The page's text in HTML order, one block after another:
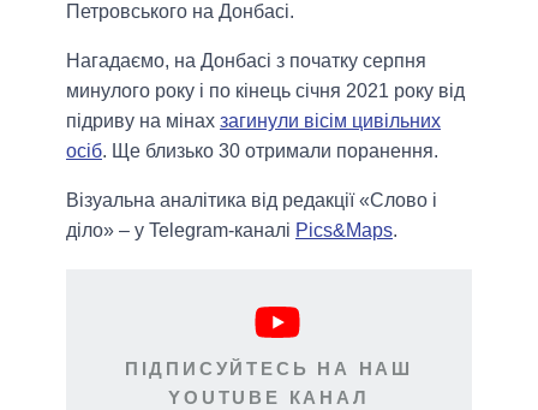
Петровського на Донбасі.
Нагадаємо, на Донбасі з початку серпня
минулого року і по кінець січня 2021 року від
підриву на мінах загинули вісім цивільних
осіб. Ще близько 30 отримали поранення.
Візуальна аналітика від редакції «Слово і
діло» – у Telegram-каналі Pics&Maps.
ПІДПИСУЙТЕСЬ НА НАШ
YOUTUBE КАНАЛ